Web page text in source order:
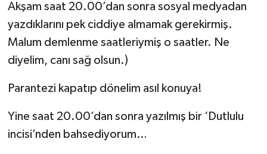
Akşam saat 20.00’dan sonra sosyal medyadan
yazdıklarını pek ciddiye almamak gerekirmiş.
Malum demlenme saatleriymiş o saatler. Ne
diyelim, canı sağ olsun.)
Parantezi kapatıp dönelim asıl konuya!
Yine saat 20.00’dan sonra yazılmış bir ‘Dutlulu
incisi’nden bahsediyorum…